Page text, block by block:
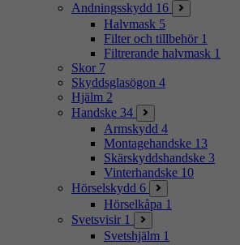
Andningsskydd 16
Halvmask 5
Filter och tillbehör 1
Filtrerande halvmask 1
Skor 7
Skyddsglasögon 4
Hjälm 2
Handske 34
Armskydd 4
Montagehandske 13
Skärskyddshandske 3
Vinterhandske 10
Hörselskydd 6
Hörselkåpa 1
Svetsvisir 1
Svetshjälm 1